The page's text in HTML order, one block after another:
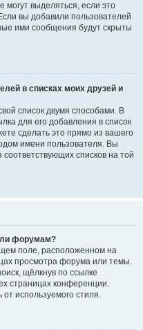
могут выделяться, если это
вы добавили пользователей
ими сообщения будут скрыты
в списках моих друзей и
список двумя способами. В
для его добавления в список
сделать это прямо из вашего
имени пользователя. Вы
списков на той
форумам?
поле, расположенном на
просмотра форума или темы.
щёлкнув по ссылке
страницах конференции.
используемого стиля.